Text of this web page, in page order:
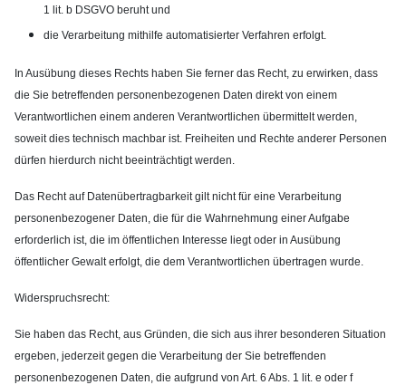
1 lit. b DSGVO beruht und
die Verarbeitung mithilfe automatisierter Verfahren erfolgt.
In Ausübung dieses Rechts haben Sie ferner das Recht, zu erwirken, dass
die Sie betreffenden personenbezogenen Daten direkt von einem
Verantwortlichen einem anderen Verantwortlichen übermittelt werden,
soweit dies technisch machbar ist. Freiheiten und Rechte anderer Personen
dürfen hierdurch nicht beeinträchtigt werden.
Das Recht auf Datenübertragbarkeit gilt nicht für eine Verarbeitung
personenbezogener Daten, die für die Wahrnehmung einer Aufgabe
erforderlich ist, die im öffentlichen Interesse liegt oder in Ausübung
öffentlicher Gewalt erfolgt, die dem Verantwortlichen übertragen wurde.
Widerspruchsrecht:
Sie haben das Recht, aus Gründen, die sich aus ihrer besonderen Situation
ergeben, jederzeit gegen die Verarbeitung der Sie betreffenden
personenbezogenen Daten, die aufgrund von Art. 6 Abs. 1 lit. e oder f